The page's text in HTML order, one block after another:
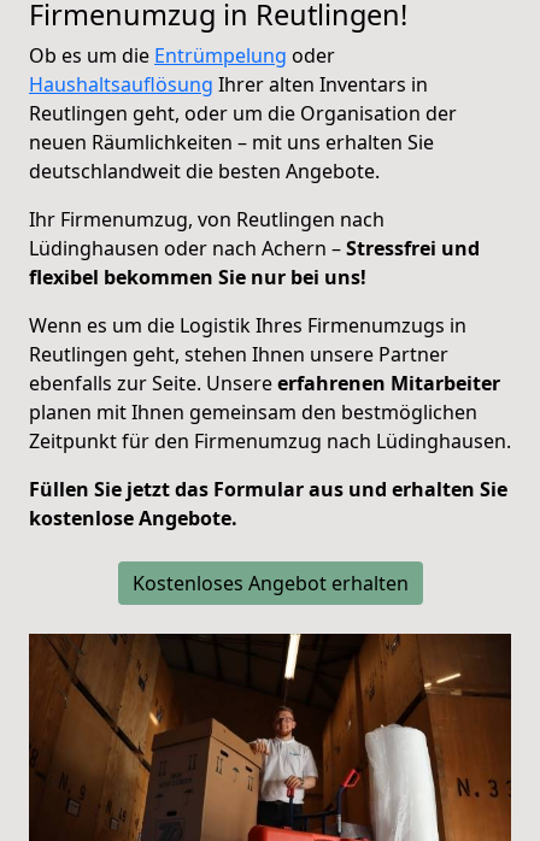
Firmenumzug in Reutlingen!
Ob es um die Entrümpelung oder
Haushaltsauflösung Ihrer alten Inventars in
Reutlingen geht, oder um die Organisation der
neuen Räumlichkeiten – mit uns erhalten Sie
deutschlandweit die besten Angebote.
Ihr Firmenumzug, von Reutlingen nach
Lüdinghausen oder nach Achern –Stressfrei und
flexibel bekommen Sie nur bei uns!
Wenn es um die Logistik Ihres Firmenumzugs in
Reutlingen geht, stehen Ihnen unsere Partner
ebenfalls zur Seite. Unsereerfahrenen Mitarbeiter
planen mit Ihnen gemeinsam den bestmöglichen
Zeitpunkt für den Firmenumzug nach Lüdinghausen.
Füllen Sie jetzt das Formular aus und erhalten Sie
kostenlose Angebote.
Kostenloses Angebot erhalten